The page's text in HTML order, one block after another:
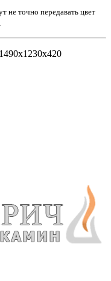
не точно передавать цвет